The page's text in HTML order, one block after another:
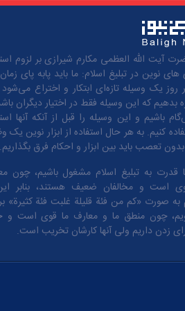
آیت الله العظمی مکارم شیرازی بر لزوم
های نوین در تبلیغ اسلام: ما باید پابه پای
روز یک وسیله تازه‌ای ابتکار و اختراع
بدهیم که این وسیله فقط در اختیار دیگران
باشیم و این وسیله را قبل از آنکه آنها
کنیم. به هر حال استفاده از ابزار نوین یک
تعصب باید بین ابزار و احکام فرق بگذاریم.
قدرت به تبلیغ اسلام مشغول باشیم، چون
است و مخالفان ضعیف هستند، بنابر
به صورت «کم من فئة قلیلة غلبت فئة کثیرة» بر
چون منطق‌ ما و معارف ‌ما قوی است و
زدن داریم ولی آنها کارشان تخریب است.